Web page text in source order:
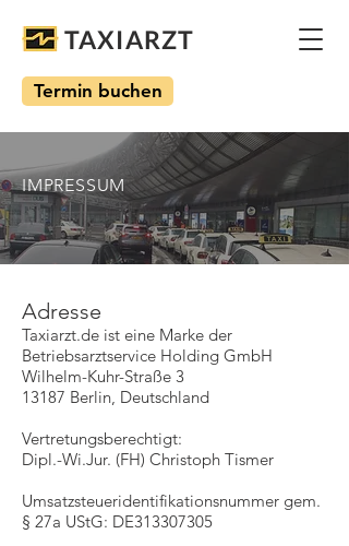
TAXIARZT
Termin buchen
IMPRESSUM
Adresse
Taxiarzt.de ist eine Marke der
Betriebsarztservice Holding GmbH
Wilhelm-Kuhr-Straße 3
13187 Berlin, Deutschland
Vertretungsberechtigt:
Dipl.-Wi.Jur. (FH) Christoph Tismer
Umsatzsteueridentifikationsnummer gem.
§ 27a UStG: DE313307305